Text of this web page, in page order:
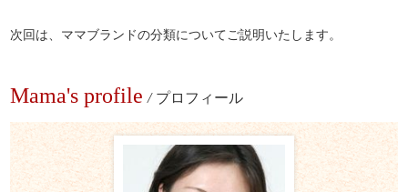
次回は、ママブランドの分類についてご説明いたします。
Mama's profile / プロフィール